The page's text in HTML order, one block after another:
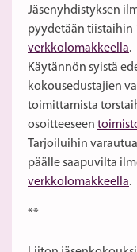
Jäsenyhdistyksen
pyydetään tiistaihin
verkkolomakkeella.
Käytännön syistä
kokousedustajien
toimittamista
osoitteeseen
Tarjoiluihin
päälle saapuvilta
verkkolomakkeella.
**